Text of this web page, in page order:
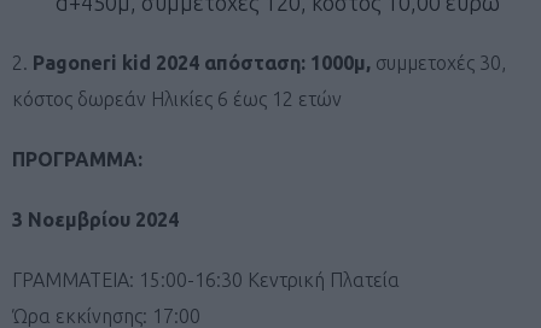
2. Pagoneri kid 2024 απόσταση: 1000μ, συμμετοχές 30,
κόστος δωρεάν Ηλικίες 6 έως 12 ετών
ΠΡΟΓΡΑΜΜΑ:
3 Νοεμβρίου 2024
ΓΡΑΜΜΑΤΕΙΑ: 15:00-16:30 Κεντρική Πλατεία
Ώρα εκκίνησης: 17:00